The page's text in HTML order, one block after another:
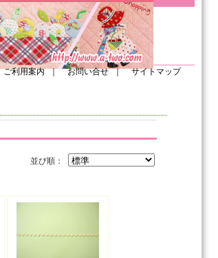
ご利用案内｜ お問い合せ｜ サイトマップ
並び順：